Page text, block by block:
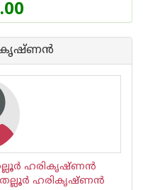
ഹരികൃഷ്ണന്‍
ഹരികൃഷ്ണന്‍